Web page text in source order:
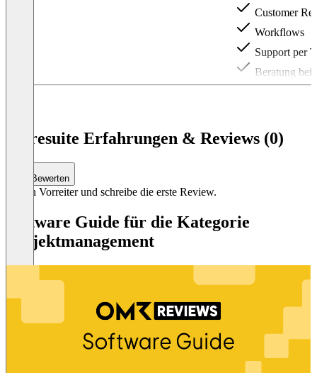
Customer
Workflows
Support per
Beratung bei
sharesuite Erfahrungen & Reviews (0)
Bewerten
Sei ein Vorreiter und schreibe die erste Review.
Software Guide für die Kategorie
Projektmanagement